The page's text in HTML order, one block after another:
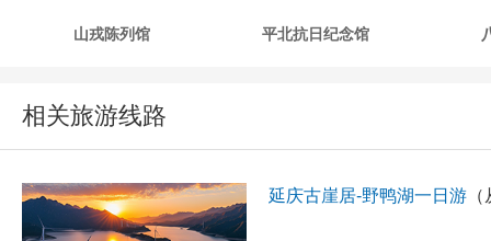
山戎陈列馆 平北抗日纪念馆
相关旅游线路
延庆古崖居-野鸭湖一日游